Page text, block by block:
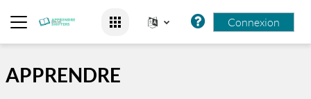
Connexion
APPRENDRE